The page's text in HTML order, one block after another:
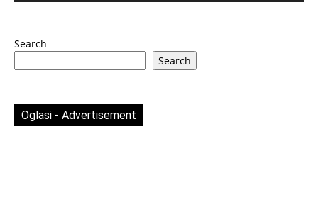
Search
Search
Oglasi - Advertisement